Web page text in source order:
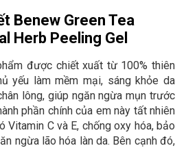
Benew Green Tea
Herb Peeling Gel
được chiết xuất từ 100% thiên
yếu làm mềm mại, sáng khỏe da
lông, giúp ngăn ngừa mụn trước
phần chính của em này tất nhiên
Vitamin C và E, chống oxy hóa, bảo
ngừa lão hóa làn da. Bên cạnh đó,